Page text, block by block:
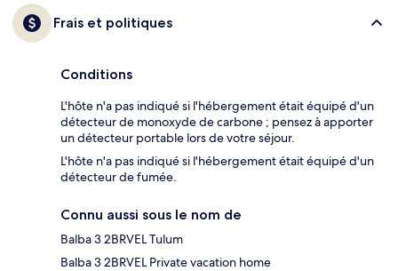
Frais et politiques
Conditions
L'hôte n'a pas indiqué si l'hébergement était équipé d'un
détecteur de monoxyde de carbone ; pensez à apporter
un détecteur portable lors de votre séjour.
L'hôte n'a pas indiqué si l'hébergement était équipé d'un
détecteur de fumée.
Connu aussi sous le nom de
Balba 3 2BRVEL Tulum
Balba 3 2BRVEL Private vacation home